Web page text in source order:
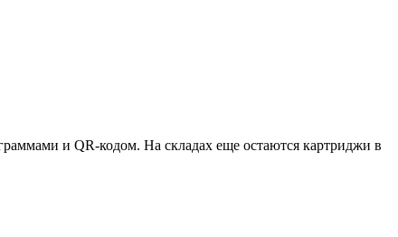
и QR-кодом. На складах еще остаются картриджи в